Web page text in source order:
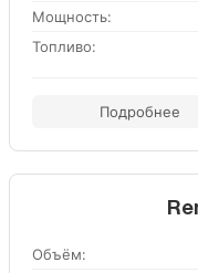
Мощность:
Топливо:
Подробнее
Объём: